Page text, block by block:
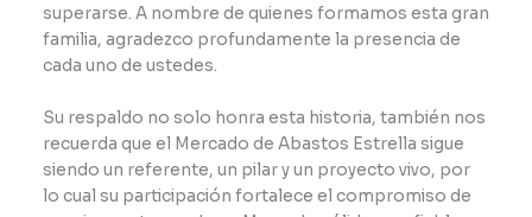
superarse. A nombre de quienes formamos esta gran
familia, agradezco profundamente la presencia de
cada uno de ustedes.
Su respaldo no solo honra esta historia, también nos
recuerda que el Mercado de Abastos Estrella sigue
siendo un referente, un pilar y un proyecto vivo, por
lo cual su participación fortalece el compromiso de